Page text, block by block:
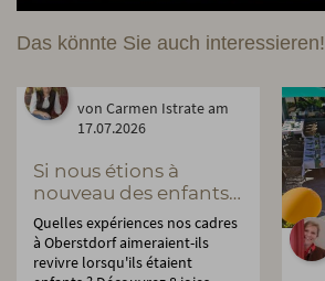
Das könnte Sie auch interessieren!
von Carmen Istrate am
17.07.2026
Si nous étions à
nouveau des enfants…
Quelles expériences nos cadres
à Oberstdorf aimeraient-ils
revivre lorsqu'ils étaient